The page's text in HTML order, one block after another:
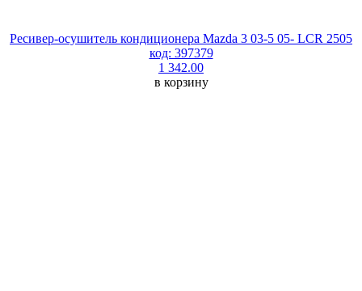
Ресивер-осушитель кондиционера Mazda 3 03-5 05- LCR 2505
код: 397379
1 342.00
в корзину